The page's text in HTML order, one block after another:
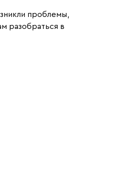
проблемы,
разобраться в